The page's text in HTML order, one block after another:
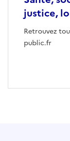
justice,
Retrouvez
public.fr